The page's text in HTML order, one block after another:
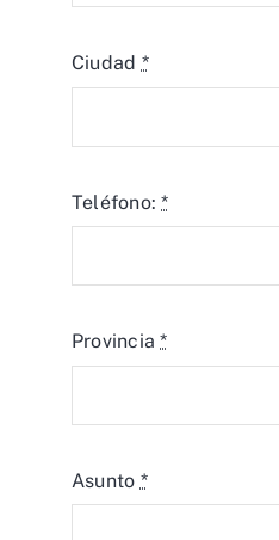
Ciudad *
Teléfono:*
Provincia*
Asunto *